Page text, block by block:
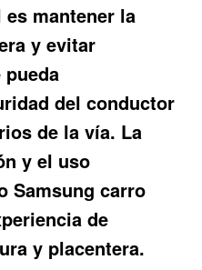
mantener la
y evitar
del conductor
de la vía. La
y el uso
Samsung carro
de
y placentera.